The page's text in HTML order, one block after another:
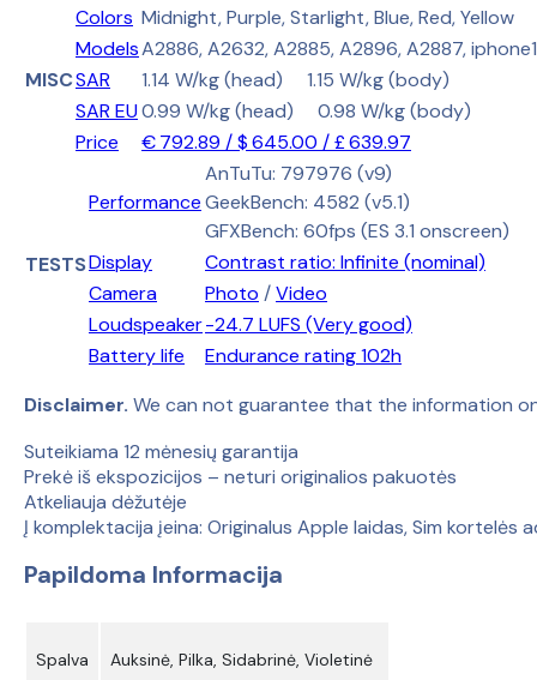
MISC
Colors Midnight, Purple, Starlight, Blue, Red, Yellow
ModelsA2886, A2632, A2885, A2896, A2887,
SAR
1.14 W/kg (head) 1.15 W/kg (body)
SAR EU0.99 W/kg (head) 0.98 W/kg (body)
Price
€ 792.89 / $ 645.00 / £ 639.97
TESTS
Performance
AnTuTu: 797976 (v9)
GeekBench: 4582 (v5.1)
GFXBench: 60fps (ES 3.1 onscreen)
Display
Contrast ratio: Infinite (nominal)
Camera
Photo /Video
Loudspeaker-24.7 LUFS (Very good)
Battery life
Endurance rating 102h
Disclaimer. We can not guarantee that the information
Suteikiama 12 mėnesių garantija
Prekė iš ekspozicijos – neturi originalios pakuotės
Atkeliauja dėžutėje
Į komplektacija įeina: Originalus Apple laidas, Sim kortelės
Papildoma Informacija
Spalva Auksinė, Pilka, Sidabrinė, Violetinė